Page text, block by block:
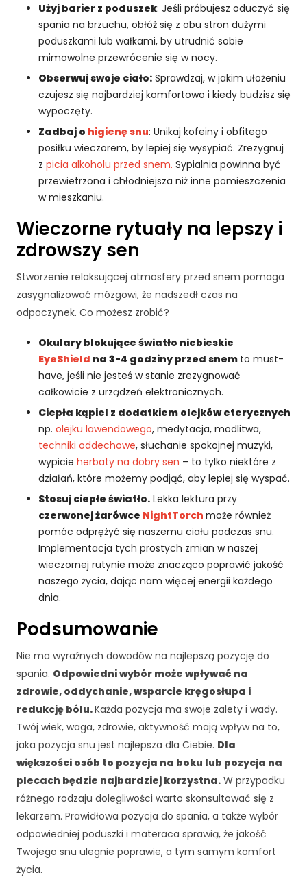
Użyj barier z poduszek: Jeśli próbujesz oduczyć się
spania na brzuchu, obłóż się z obu stron dużymi
poduszkami lub wałkami, by utrudnić sobie
mimowolne przewrócenie się w nocy.
Obserwuj swoje ciało: Sprawdzaj, w jakim ułożeniu
czujesz się najbardziej komfortowo i kiedy budzisz się
wypoczęty.
Zadbaj o higienę snu: Unikaj kofeiny i obfitego
posiłku wieczorem, by lepiej się wysypiać. Zrezygnuj
z picia alkoholu przed snem. Sypialnia powinna być
przewietrzona i chłodniejsza niż inne pomieszczenia
w mieszkaniu.
Wieczorne rytuały na lepszy i
zdrowszy sen
Stworzenie relaksującej atmosfery przed snem pomaga
zasygnalizować mózgowi, że nadszedł czas na
odpoczynek. Co możesz zrobić?
Okulary blokujące światło niebieskie
EyeShield na 3-4 godziny przed snem to must-
have, jeśli nie jesteś w stanie zrezygnować
całkowicie z urządzeń elektronicznych.
Ciepła kąpiel z dodatkiem olejków eterycznych
np. olejku lawendowego, medytacja, modlitwa,
techniki oddechowe, słuchanie spokojnej muzyki,
wypicie herbaty na dobry sen – to tylko niektóre z
działań, które możemy podjąć, aby lepiej się wyspać.
Stosuj ciepłe światło. Lekka lektura przy
czerwonej żarówce NightTorch może również
pomóc odprężyć się naszemu ciału podczas snu.
Implementacja tych prostych zmian w naszej
wieczornej rutynie może znacząco poprawić jakość
naszego życia, dając nam więcej energii każdego
dnia.
Podsumowanie
Nie ma wyraźnych dowodów na najlepszą pozycję do
spania. Odpowiedni wybór może wpływać na
zdrowie, oddychanie, wsparcie kręgosłupa i
redukcję bólu.Każda pozycja ma swoje zalety i wady.
Twój wiek, waga, zdrowie, aktywność mają wpływ na to,
jaka pozycja snu jest najlepsza dla Ciebie. Dla
większości osób to pozycja na boku lub pozycja na
plecach będzie najbardziej korzystna. W przypadku
różnego rodzaju dolegliwości warto skonsultować się z
lekarzem. Prawidłowa pozycja do spania, a także wybór
odpowiedniej poduszki i materaca sprawią, że jakość
Twojego snu ulegnie poprawie, a tym samym komfort
życia.